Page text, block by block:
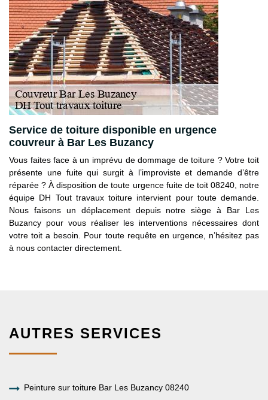
Service de toiture disponible en urgence
couvreur à Bar Les Buzancy
Vous faites face à un imprévu de dommage de toiture ? Votre toit
présente une fuite qui surgit à l’improviste et demande d’être
réparée ? À disposition de toute urgence fuite de toit 08240, notre
équipe DH Tout travaux toiture intervient pour toute demande.
Nous faisons un déplacement depuis notre siège à Bar Les
Buzancy pour vous réaliser les interventions nécessaires dont
votre toit a besoin. Pour toute requête en urgence, n’hésitez pas
à nous contacter directement.
AUTRES SERVICES
Peinture sur toiture Bar Les Buzancy 08240